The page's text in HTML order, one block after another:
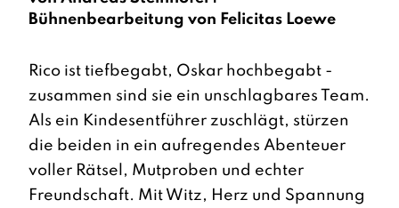
Bühnenbearbeitung von Felicitas Loewe
Rico ist tiefbegabt, Oskar hochbegabt -
zusammen sind sie ein unschlagbares Team.
Als ein Kindesentführer zuschlägt, stürzen
die beiden in ein aufregendes Abenteuer
voller Rätsel, Mutproben und echter
Freundschaft. Mit Witz, Herz und Spannung